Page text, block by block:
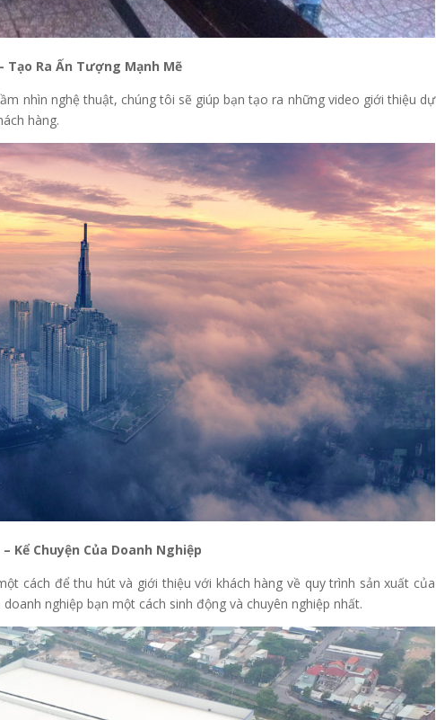
Tạo Ra Ấn Tượng Mạnh Mẽ
nhìn nghệ thuật, chúng tôi sẽ giúp bạn tạo ra những video giới thiệu dự
hàng.
Kể Chuyện Của Doanh Nghiệp
cách để thu hút và giới thiệu với khách hàng về quy trình sản xuất của
nghiệp bạn một cách sinh động và chuyên nghiệp nhất.